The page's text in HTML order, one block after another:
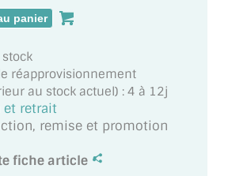
TREMPÉ
VERRE
réapprovisionnement
au stock actuel) : 4 à 12j
et retrait
remise et promotion
fiche article